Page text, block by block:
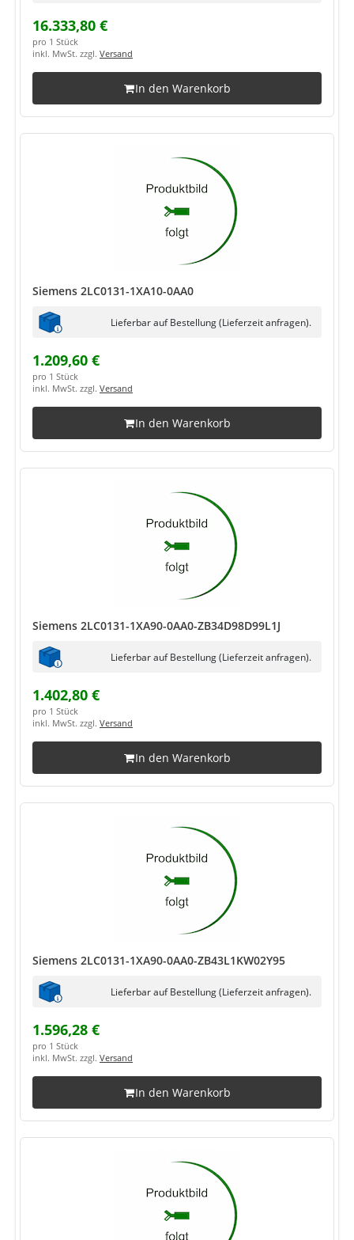
16.333,80 €
pro 1 Stück
inkl. MwSt. zzgl. Versand
In den Warenkorb
Siemens 2LC0131-1XA10-0AA0
Lieferbar auf Bestellung (Lieferzeit anfragen).
1.209,60 €
pro 1 Stück
inkl. MwSt. zzgl. Versand
In den Warenkorb
Siemens 2LC0131-1XA90-0AA0-ZB34D98D99L1J
Lieferbar auf Bestellung (Lieferzeit anfragen).
1.402,80 €
pro 1 Stück
inkl. MwSt. zzgl. Versand
In den Warenkorb
Siemens 2LC0131-1XA90-0AA0-ZB43L1KW02Y95
Lieferbar auf Bestellung (Lieferzeit anfragen).
1.596,28 €
pro 1 Stück
inkl. MwSt. zzgl. Versand
In den Warenkorb